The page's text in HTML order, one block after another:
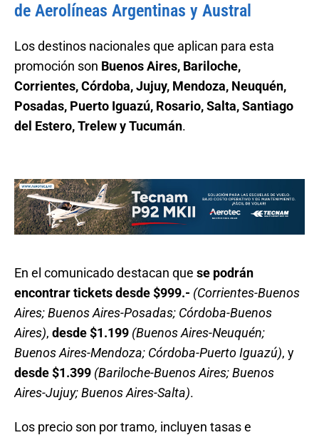
de Aerolíneas Argentinas y Austral
Los destinos nacionales que aplican para esta
promoción son Buenos Aires, Bariloche,
Corrientes, Córdoba, Jujuy, Mendoza, Neuquén,
Posadas, Puerto Iguazú, Rosario, Salta, Santiago
del Estero, Trelew y Tucumán.
En el comunicado destacan que se podrán
encontrar tickets desde $999.- (Corrientes-Buenos
Aires; Buenos Aires-Posadas; Córdoba-Buenos
Aires), desde $1.199 (Buenos Aires-Neuquén;
Buenos Aires-Mendoza; Córdoba-Puerto Iguazú), y
desde $1.399 (Bariloche-Buenos Aires; Buenos
Aires-Jujuy; Buenos Aires-Salta).
Los precio son por tramo, incluyen tasas e